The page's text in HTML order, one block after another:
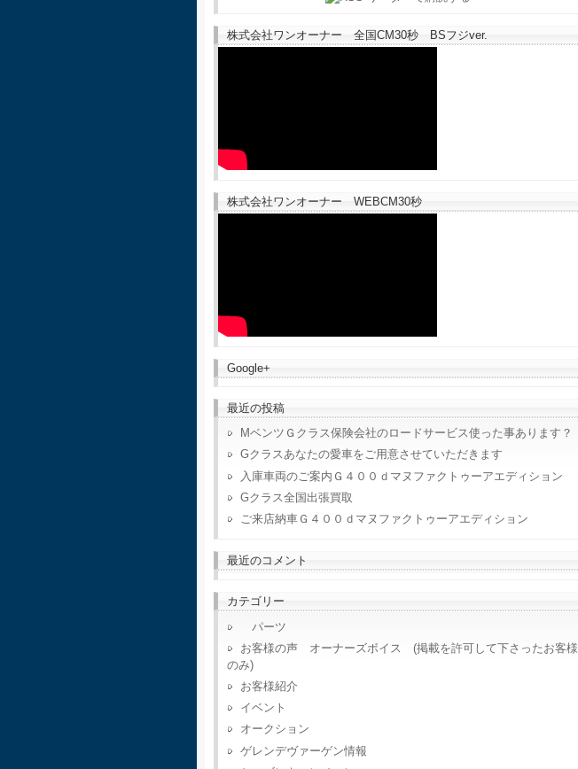
株式会社ワンオーナー 全国CM30秒 BSフジver.
株式会社ワンオーナー WEBCM30秒
Google+
最近の投稿
MベンツＧクラス保険会社のロードサービス使った事あります？
Gクラスあなたの愛車をご用意させていただきます
入庫車両のご案内Ｇ４００ｄマヌファクトゥーアエディション
Gクラス全国出張買取
ご来店納車Ｇ４００ｄマヌファクトゥーアエディション
最近のコメント
カテゴリー
パーツ
お客様の声 オーナーズボイス (掲載を許可して下さったお客様
のみ)
お客様紹介
イベント
オークション
ゲレンデヴァーゲン情報